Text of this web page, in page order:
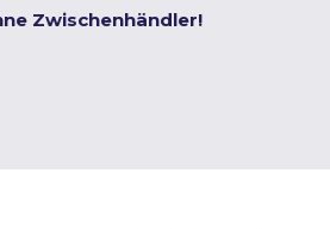
Zwischenhändler!